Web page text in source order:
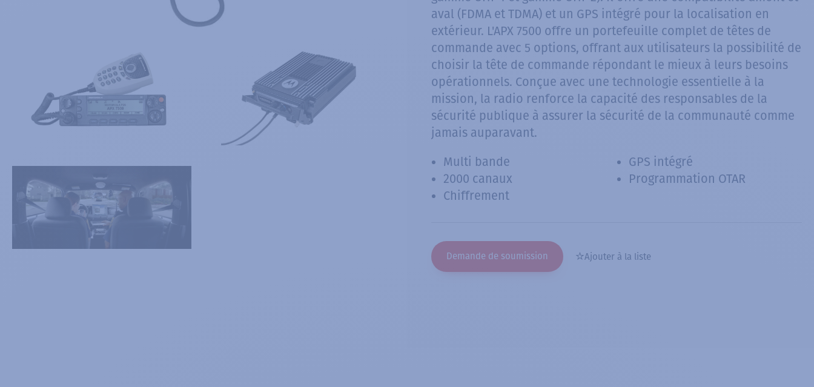
aval (FDMA et TDMA) et un GPS intégré pour la localisation en
extérieur. L'APX 7500 offre un portefeuille complet de têtes de
commande avec 5 options, offrant aux utilisateurs la possibilité de
choisir la tête de commande répondant le mieux à leurs besoins
opérationnels. Conçue avec une technologie essentielle à la
mission, la radio renforce la capacité des responsables de la
sécurité publique à assurer la sécurité de la communauté comme
jamais auparavant.
Multi bande
2000 canaux
Chiffrement
GPS intégré
Programmation OTAR
Demande de soumission Ajouter à la liste